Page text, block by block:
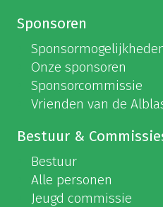
Sponsoren
Onze sponsoren
Sponsorcommissie
Vrienden van de
Bestuur &
Bestuur
Alle personen
Jeugd commissie